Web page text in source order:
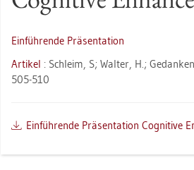
Ein­füh­ren­de Prä­sen­ta­ti­on
Ar­ti­kel : Schleim, S; Wal­ter, H.;
505-510
Ein­füh­ren­de Prä­sen­ta­ti­on Co­gni­ti­ve